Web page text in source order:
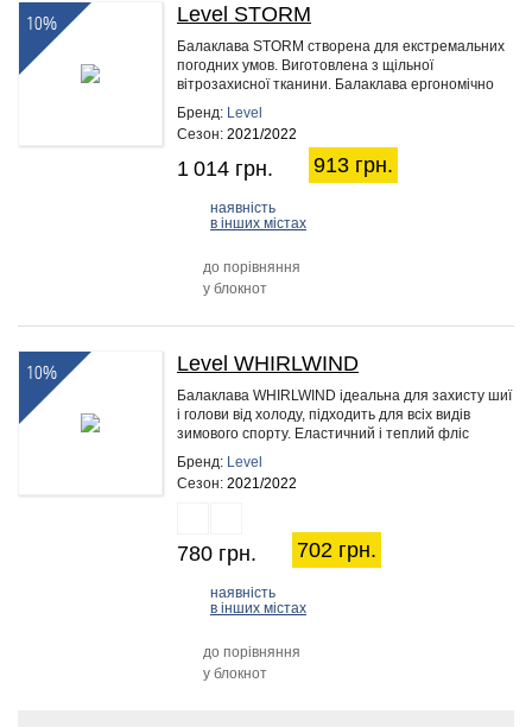
10% Level STORM
Балаклава STORM створена для екстремальних
погодних умов. Виготовлена ​​з щільної
вітрозахисної тканини. Балаклава ергономічно
скроєна, має плоскі шви, завдяки…
Бренд: Level
Сезон: 2021/2022
1 014 грн. 913 грн.
наявність
в інших містах
до порівняння
у блокнот
10% Level WHIRLWIND
Балаклава WHIRLWIND ідеальна для захисту шиї
і голови від холоду, підходить для всіх видів
зимового спорту. Еластичний і теплий фліс
ефективно зберігає тепло.…
Бренд: Level
Сезон: 2021/2022
780 грн. 702 грн.
наявність
в інших містах
до порівняння
у блокнот